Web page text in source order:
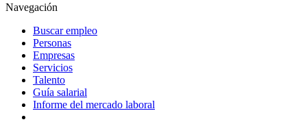
Navegación
Buscar empleo
Personas
Empresas
Servicios
Talento
Guía salarial
Informe del mercado laboral